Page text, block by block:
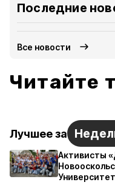
Последние
Все новости
Читайте
Лучшее за
Активисты